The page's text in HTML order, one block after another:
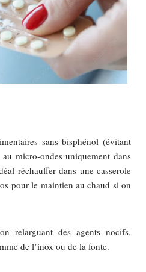
sans bisphénol (évitant
micro‑ondes uniquement dans
réchauffer dans une casserole
pour le maintien au chaud si on
relarguant des agents nocifs.
de l’inox ou de la fonte.